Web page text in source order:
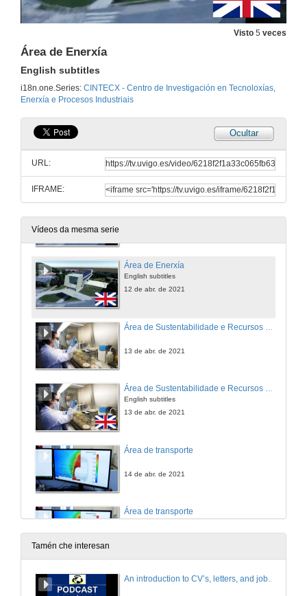
Visto 5 veces
Área de Enerxía
English subtitles
i18n.one.Series: CINTECX - Centro de Investigación en Tecnoloxías,
Enerxía e Procesos Industriais
Ocultar
URL:
IFRAME:
Vídeos da mesma serie
Área de Fabricación e Materiais
11 de abr. de 2021
Área de Enxeñería Biomédica
English subtitles
11 de abr. de 2021
Área de Enerxía
Área de Enerxía
English subtitles
12 de abr. de 2021
13 de abr. de 2021
Área de Sustentabilidade e Recursos Naturais
English subtitles
13 de abr. de 2021
Área de transporte
14 de abr. de 2021
Área de transporte
14 de abr. de 2021
Tamén che interesan
An introduction to CV’s, letters, and job searching